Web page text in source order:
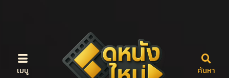
เมนู ค้นหา